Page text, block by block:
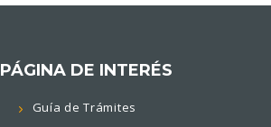
PÁGINA DE INTERÉS
Guía de Trámites